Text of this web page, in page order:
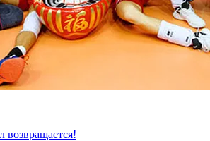
возвращается!